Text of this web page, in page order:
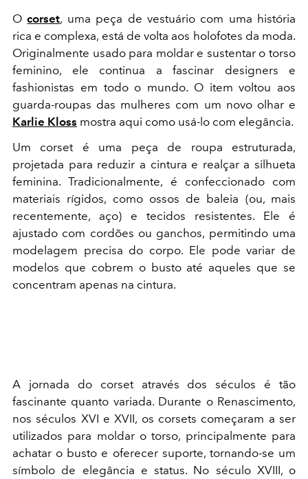
Ocorset, uma peça de vestuário com uma história
rica e complexa, está de volta aos holofotes da moda.
Originalmente usado para moldar e sustentar o torso
feminino, ele continua a fascinar designers e
fashionistas em todo o mundo. O item voltou aos
guarda-roupas das mulheres com um novo olhar e
Karlie Kloss mostra aqui como usá-lo com elegância.
Um corset é uma peça de roupa estruturada,
projetada para reduzir a cintura e realçar a silhueta
feminina. Tradicionalmente, é confeccionado com
materiais rígidos, como ossos de baleia (ou, mais
recentemente, aço) e tecidos resistentes. Ele é
ajustado com cordões ou ganchos, permitindo uma
modelagem precisa do corpo. Ele pode variar de
modelos que cobrem o busto até aqueles que se
concentram apenas na cintura.
A jornada do corset através dos séculos é tão
fascinante quanto variada. Durante o Renascimento,
nos séculos XVI e XVII, os corsets começaram a ser
utilizados para moldar o torso, principalmente para
achatar o busto e oferecer suporte, tornando-se um
símbolo de elegância e status. No século XVIII, o